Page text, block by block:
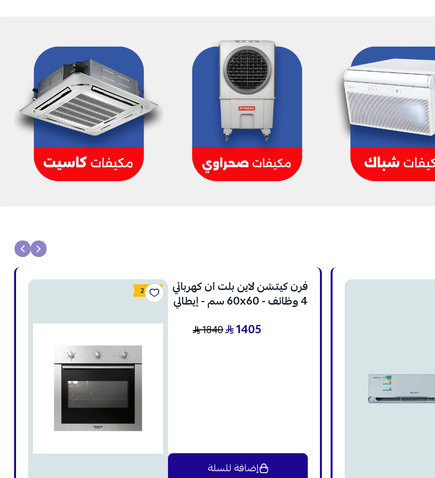
24% فرن كيتشن لاين بلت ان كهربائي
4 وظائف - 60x60 سم - إيطالي
1405
1840
إضافة للسلة